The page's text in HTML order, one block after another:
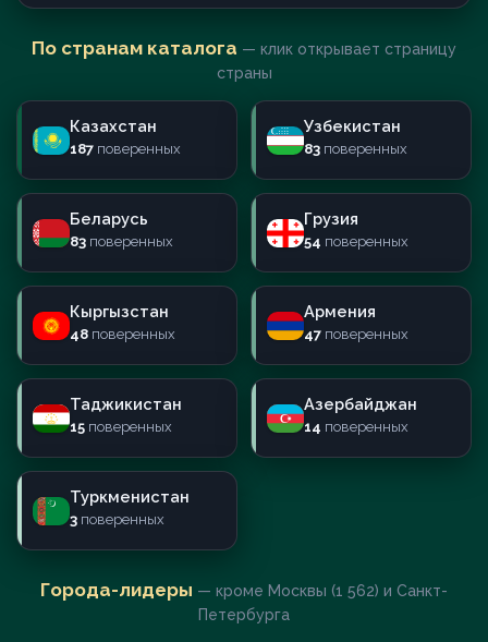
По странам каталога — клик открывает страницу
страны
Казахстан
187 поверенных
Узбекистан
83 поверенных
Беларусь
83 поверенных
Грузия
54 поверенных
Кыргызстан
48 поверенных
Армения
47 поверенных
Таджикистан
15 поверенных
Азербайджан
14 поверенных
Туркменистан
3 поверенных
Города-лидеры — кроме Москвы (1 562) и Санкт-
Петербурга